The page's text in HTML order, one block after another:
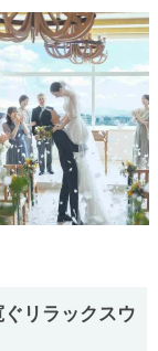
リラックスウ